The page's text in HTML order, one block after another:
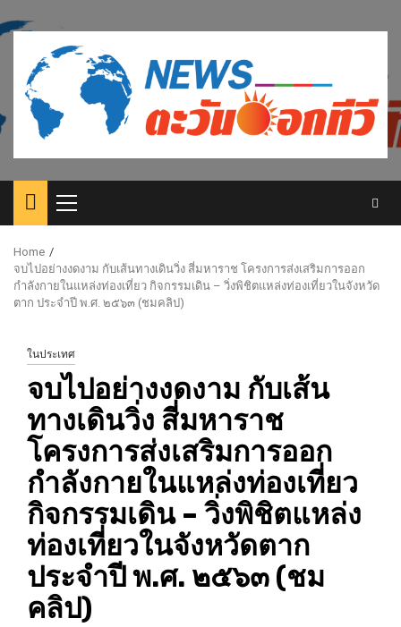
to
content
Primary
Menu
Home
จบไปอย่างงดงาม กับเส้นทางเดินวิ่ง สี่มหาราช โครงการส่งเสริมการออก
กำลังกายในแหล่งท่องเที่ยว กิจกรรมเดิน – วิ่งพิชิตแหล่งท่องเที่ยวในจังหวัด
ตาก ประจำปี พ.ศ. ๒๕๖๓ (ชมคลิป)
ในประเทศ
จบไปอย่างงดงาม กับเส้น
ทางเดินวิ่ง สี่มหาราช
โครงการส่งเสริมการออก
กำลังกายในแหล่งท่องเที่ยว
กิจกรรมเดิน – วิ่งพิชิตแหล่ง
ท่องเที่ยวในจังหวัดตาก
ประจำปี พ.ศ. ๒๕๖๓ (ชม
คลิป)